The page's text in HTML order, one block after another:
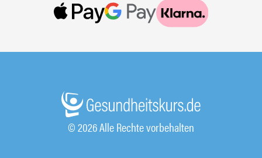
© 2026 Alle Rechte vorbehalten